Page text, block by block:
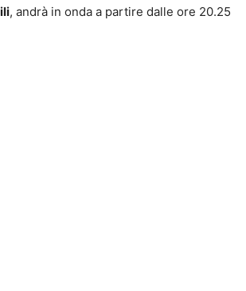
, andrà in onda a partire dalle ore 20.25